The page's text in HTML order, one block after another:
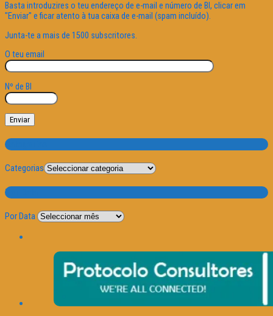
Basta introduzires o teu endereço de e-mail e número de BI, clicar em
"Enviar" e ficar atento à tua caixa de e-mail (spam incluído).
Junta-te a mais de 1500 subscritores.
O teu email
Nº de BI
Categorias
Categorias
Por Data
Por Data